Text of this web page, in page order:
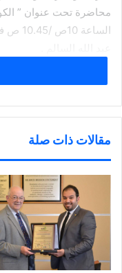
محاضرة تحت عنوان ”
يشارك في المحاضرة
الجلسة ) والاستاذ فؤاد
شارك هذا الموضوع:
ط
ل
ل
ب
ا
ع
ا
ض
غ
ط
ل
ل
م
ش
ا
ر
ك
ض
غ
ط
ل
ل
م
ش
ا
ر
مرتبط
مقالات ذات صلة